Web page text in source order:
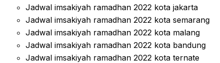
Jadwal imsakiyah ramadhan 2022 kota jakarta
Jadwal imsakiyah ramadhan 2022 kota semarang
Jadwal imsakiyah ramadhan 2022 kota malang
Jadwal imsakiyah ramadhan 2022 kota bandung
Jadwal imsakiyah ramadhan 2022 kota ternate